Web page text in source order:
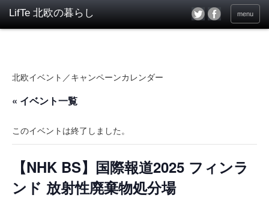
menu
北欧イベント／キャンペーンカレンダー
« イベント一覧
このイベントは終了しました。
【NHK BS】国際報道2025 フィンラ
ンド 放射性廃棄物処分場